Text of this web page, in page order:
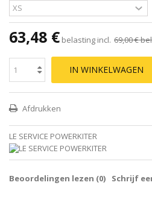
63,48 € belasting incl. 69,00 €
IN WINKELWAGEN
Afdrukken
LE SERVICE POWERKITER
Beoordelingen lezen (0) Schrijf